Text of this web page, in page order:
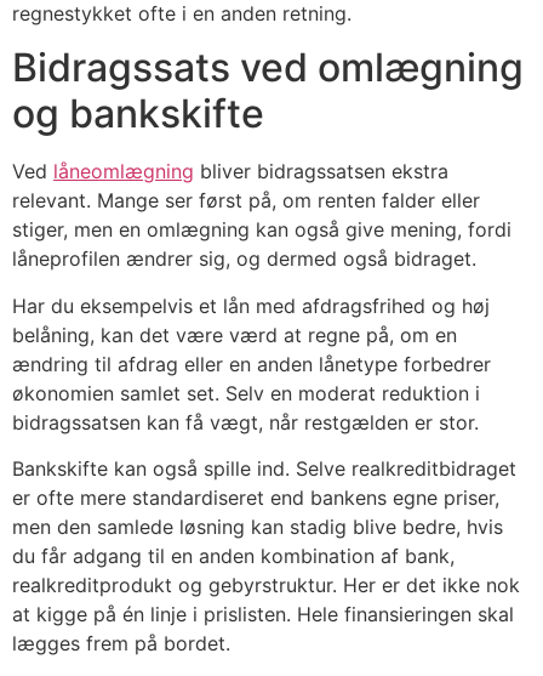
regnestykket ofte i en anden retning.
Bidragssats ved omlægning
og bankskifte
Ved låneomlægning bliver bidragssatsen ekstra
relevant. Mange ser først på, om renten falder eller
stiger, men en omlægning kan også give mening, fordi
låneprofilen ændrer sig, og dermed også bidraget.
Har du eksempelvis et lån med afdragsfrihed og høj
belåning, kan det være værd at regne på, om en
ændring til afdrag eller en anden lånetype forbedrer
økonomien samlet set. Selv en moderat reduktion i
bidragssatsen kan få vægt, når restgælden er stor.
Bankskifte kan også spille ind. Selve realkreditbidraget
er ofte mere standardiseret end bankens egne priser,
men den samlede løsning kan stadig blive bedre, hvis
du får adgang til en anden kombination af bank,
realkreditprodukt og gebyrstruktur. Her er det ikke nok
at kigge på én linje i prislisten. Hele finansieringen skal
lægges frem på bordet.